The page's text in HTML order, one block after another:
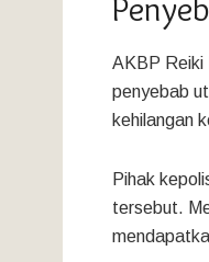
AKBP Reiki
penyebab
kehilangan
Pihak
tersebut.